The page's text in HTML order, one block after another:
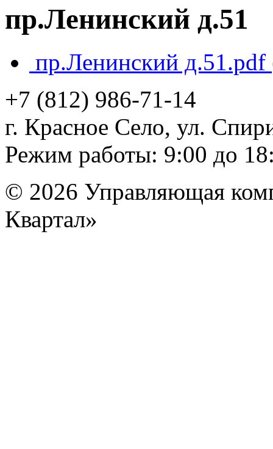
пр.Ленинский д.51
пр.Ленинский д.51.pdf
+7 (812) 986-71-14
г. Красное Село, ул.
Режим работы: 9:00 до
© 2026 Управляющая
Квартал»